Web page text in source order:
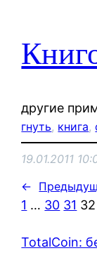
другие
гнуть, книга,
19.01.2011
←
1 … 30 31 32
TotalCoin: